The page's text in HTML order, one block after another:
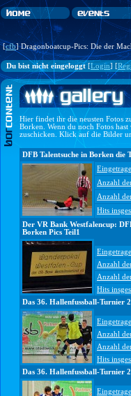
[cfb] Dragonboatcup-Pics: Die der
Du bist nicht eingeloggt[Login] [
Hier findet ihr die neusten Fotos
Borken. Wenn du noch Fotos
zuschicken. Klick auf die Bilder
DFB Talentsuche in Borken die
Anzahl
Anzahl
Hits
Der VR Bank Westfalencup:
Borken Pics Teil1
Anzahl
Anzahl
Hits
Das 36. Hallenfussball-Turnier
Anzahl
Anzahl
Hits
Das 36. Hallenfussball-Turnier